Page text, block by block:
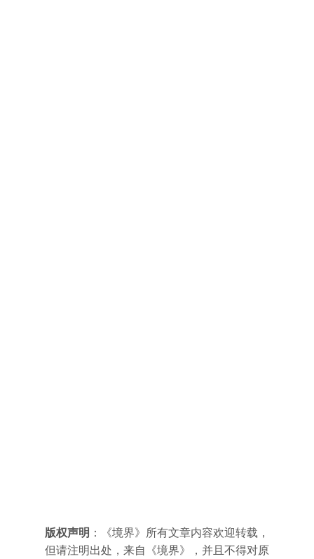
版权声明 ：《境界》所有文章内容欢迎转载，
但请注明出处，来自《境界》，并且不得对原